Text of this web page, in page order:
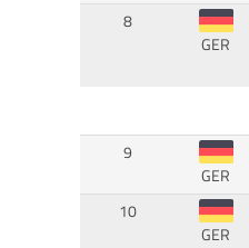
8
GER
9
GER
10
GER